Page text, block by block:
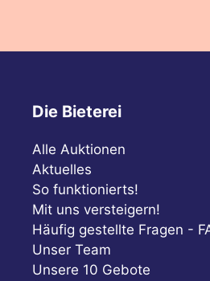
Die Bieterei
Alle Auktionen
Aktuelles
So funktionierts!
Mit uns versteigern!
Häufig gestellte Fragen -
Unser Team
Unsere 10 Gebote